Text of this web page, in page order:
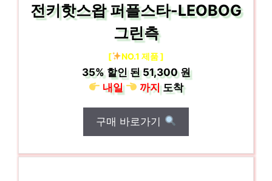
전키핫스왑 퍼플스타-LEOBOG
그린측
[ NO.1 제품 ]
35%할인 된51,300 원
내일
까지도착
구매 바로가기